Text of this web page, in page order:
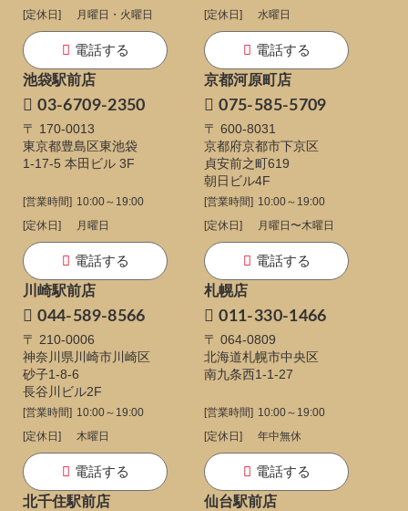
[定休日]
月曜日・火曜日
電話する
[定休日]
水曜日
電話する
池袋駅前店
03-6709-2350
〒 170-0013
東京都豊島区東池袋
1-17-5 本田ビル 3F
[営業時間] 10:00～19:00
[定休日]
月曜日
電話する
京都河原町店
075-585-5709
〒 600-8031
京都府京都市下京区
貞安前之町619
朝日ビル4F
[営業時間] 10:00～19:00
[定休日]
月曜日〜木曜日
電話する
川崎駅前店
044-589-8566
〒 210-0006
神奈川県川崎市川崎区
砂子1-8-6
長谷川ビル2F
[営業時間] 10:00～19:00
[定休日]
木曜日
電話する
札幌店
011-330-1466
〒 064-0809
北海道札幌市中央区
南九条西1-1-27
[営業時間] 10:00～19:00
[定休日]
年中無休
電話する
北千住駅前店
仙台駅前店